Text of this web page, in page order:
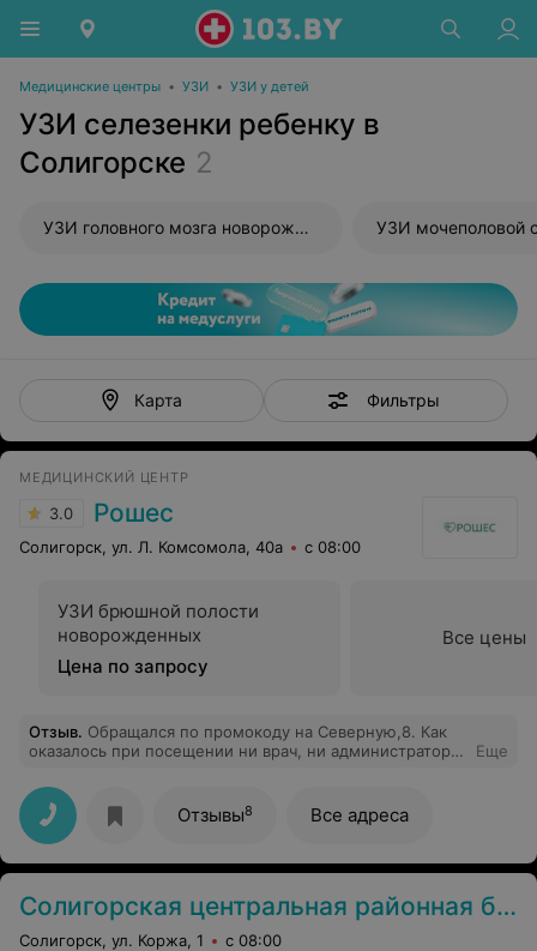
Медицинские центры • УЗИ • УЗИ у детей
УЗИ селезенки ребенку в
Солигорске 2
УЗИ головного мозга новорожденного УЗИ мочеполовой
Карта Фильтры
МЕДИЦИНСКИЙ ЦЕНТР
3.0 Рошес
Солигорск, ул. Л. Комсомола, 40а с 08:00
УЗИ брюшной полости
новорожденных
Цена по запросу
Все цены
Отзыв. Обращался по промокоду на Северную,8. Как
оказалось при посещении ни врач, ни администратор
соответствуют действительности и отличаются в разы.
За консультацию взяли 35 руб. Фото прилагаются. Не
рекомендую. Ужасное место.
Еще
Отзывы8 Все адреса
Солигорская центральная районная больница
Солигорск, ул. Коржа, 1 с 08:00